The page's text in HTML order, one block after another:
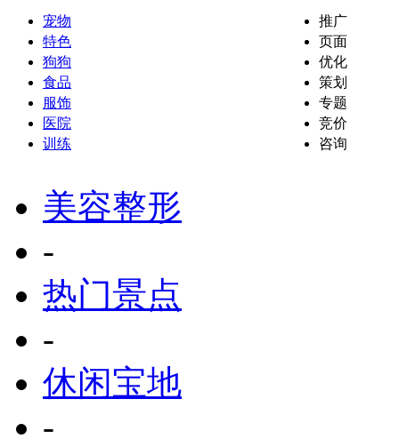
宠物
特色
狗狗
食品
服饰
医院
训练
推广
页面
优化
策划
专题
竞价
咨询
美容整形
-
热门景点
-
休闲宝地
-